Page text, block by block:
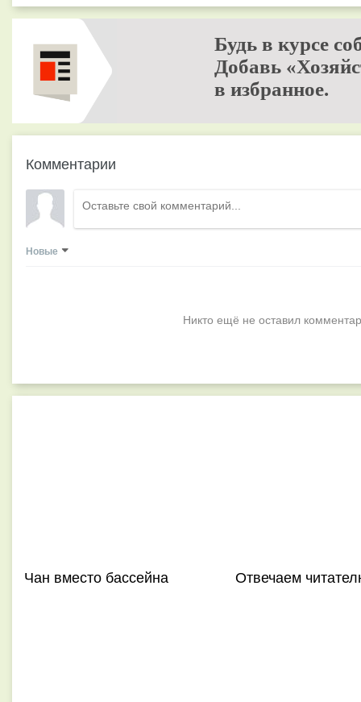
Будь в курсе
Добавь
в избранное.
Комментарии
Новые
Никто ещё не оставил
Чан вместо бассейна Отвечаем